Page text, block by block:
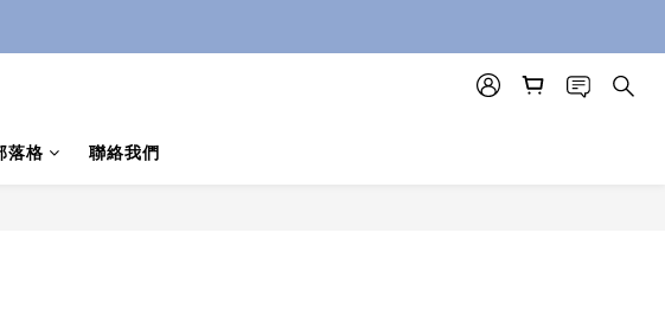
落格 聯絡我們